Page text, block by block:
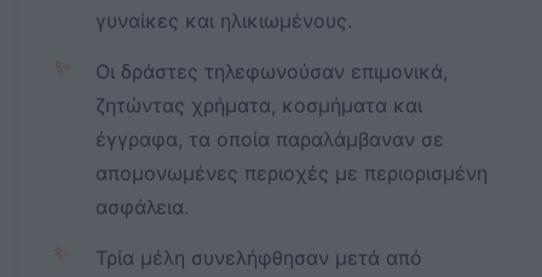
γυναίκες και ηλικιωμένους.
✨
Οι δράστες τηλεφωνούσαν επιμονικά,
ζητώντας χρήματα, κοσμήματα και
έγγραφα, τα οποία παραλάμβαναν σε
απομονωμένες περιοχές με περιορισμένη
ασφάλεια.
✨
Τρία μέλη συνελήφθησαν μετά από